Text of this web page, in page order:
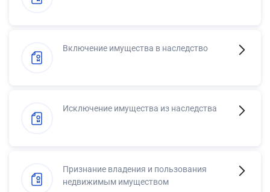
Включение имущества в наследство
Исключение имущества из наследства
Признание владения и пользования
недвижимым имуществом